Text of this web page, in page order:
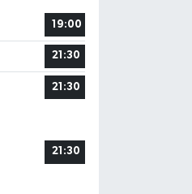
19:00
21:30
21:30
21:30